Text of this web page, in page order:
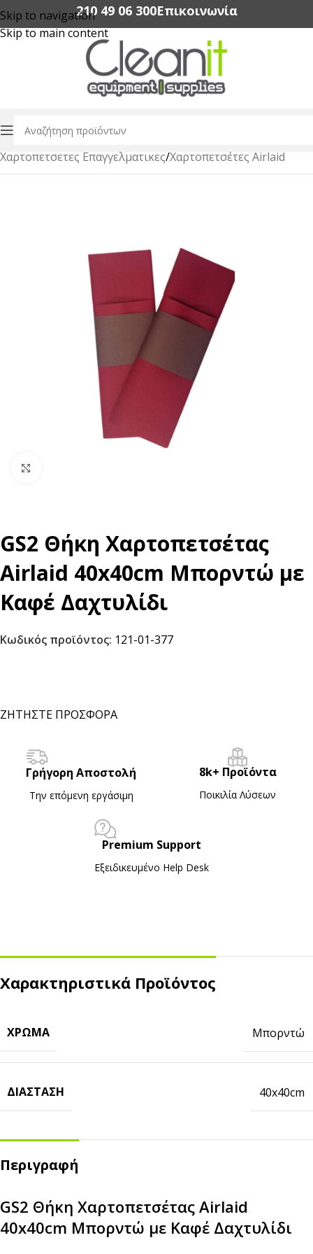
Skip to navigation
Skip to main content
210 49 06 300‬Επικοινωνία
Αρχική σελίδα/Χαρτικά Είδη Επαγγελματικής Χρήσης
Xαρτοπετσετες Eπαγγελματικες/Χαρτοπετσέτες Airlaid
GS2 Θήκη Χαρτοπετσέτας
Airlaid 40x40cm Μπορντώ με
Καφέ Δαχτυλίδι
Κωδικός προϊόντος: 121-01-377
ΖΗΤΗΣΤΕ ΠΡΟΣΦΟΡΑ
Γρήγορη Αποστολή
Την επόμενη εργάσιμη
8k+ Προϊόντα
Ποικιλία Λύσεων
Premium Support
Εξειδικευμένο Ηelp Desk
Χαρακτηριστικά Προϊόντος
ΧΡΏΜΑ Μπορντώ
ΔΙΆΣΤΑΣΗ 40x40cm
Περιγραφή
GS2 Θήκη Χαρτοπετσέτας Airlaid
40x40cm Μπορντώ με Καφέ Δαχτυλίδι